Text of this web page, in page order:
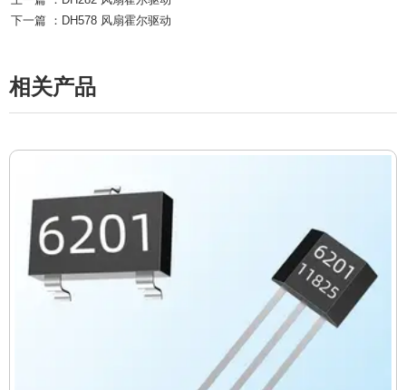
下一篇 ： DH578 风扇霍尔驱动
相关产品